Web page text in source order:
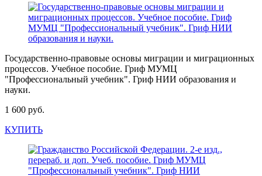
Государственно-правовые основы миграции и миграционных
процессов. Учебное пособие. Гриф МУМЦ
"Профессиональный учебник". Гриф НИИ образования и
науки.
1 600 руб.
КУПИТЬ